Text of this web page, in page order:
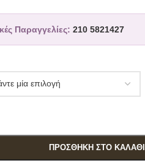
Παραγγελίες: 210 5821427
ΠΡΟΣΘΉΚΗ ΣΤΟ ΚΑΛΆΘΙ